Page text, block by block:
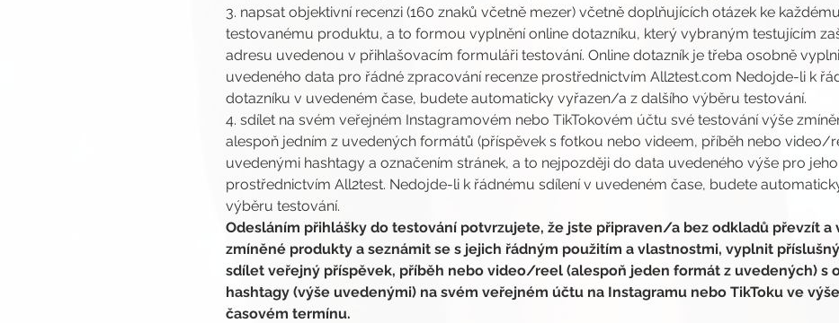
3. napsat objektivní recenzi (160 znaků včetně mezer) včetně doplňujících otázek ke
testovanému produktu, a to formou vyplnění online dotazníku, který vybraným testujícím
adresu uvedenou v přihlašovacím formuláři testování. Online dotazník je třeba osobně
uvedeného data pro řádné zpracování recenze prostřednictvím All2test.com Nedojde-li k
dotazníku v uvedeném čase, budete automaticky vyřazen/a z dalšího výběru testování.
4. sdílet na svém veřejném Instagramovém nebo TikTokovém účtu své testování výše
alespoň jedním z uvedených formátů (příspěvek s fotkou nebo videem, příběh nebo video/
uvedenými hashtagy a označením stránek, a to nejpozději do data uvedeného výše pro
prostřednictvím All2test. Nedojde-li k řádnému sdílení v uvedeném čase, budete
výběru testování.
Odesláním přihlášky do testování potvrzujete, že jste připraven/a bez odkladů převzít a
zmíněné produkty a seznámit se s jejich řádným použitím a vlastnostmi, vyplnit
sdílet veřejný příspěvek, příběh nebo video/reel (alespoň jeden formát z uvedených) s
hashtagy (výše uvedenými) na svém veřejném účtu na Instagramu nebo TikToku ve
časovém termínu.